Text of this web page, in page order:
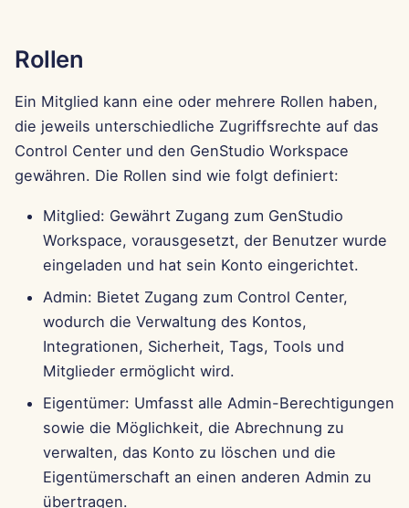
13. Dez 2024
6. Dez 2024
29. Nov 2024
22. Nov 2024
15. Nov 2024
8. Nov 2024
1. Nov 2024
25. Okt 2024
18. Okt 2024
11. Okt 2024
4. Okt 2024
Rollen
Ein Mitglied kann eine oder mehrere Rollen haben,
die jeweils unterschiedliche Zugriffsrechte auf das
Control Center und den GenStudio Workspace
gewähren. Die Rollen sind wie folgt definiert:
Mitglied: Gewährt Zugang zum GenStudio
Workspace, vorausgesetzt, der Benutzer wurde
eingeladen und hat sein Konto eingerichtet.
Admin: Bietet Zugang zum Control Center,
wodurch die Verwaltung des Kontos,
Integrationen, Sicherheit, Tags, Tools und
Mitglieder ermöglicht wird.
Eigentümer: Umfasst alle Admin-Berechtigungen
sowie die Möglichkeit, die Abrechnung zu
verwalten, das Konto zu löschen und die
Eigentümerschaft an einen anderen Admin zu
übertragen.